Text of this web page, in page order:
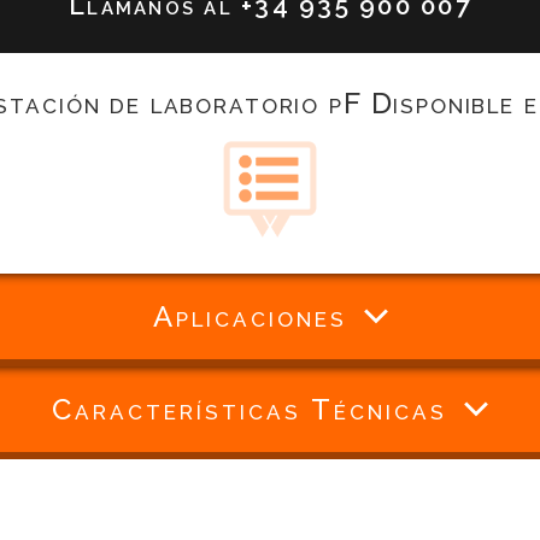
de laboratorio pF Disponible
Aplicaciones
Características Técnicas